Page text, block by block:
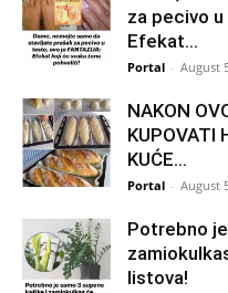
za pecivo
Efekat...
Portal - August
NAKON
KUPOVATI
KUĆE…
Portal - August
Potrebno
listova!